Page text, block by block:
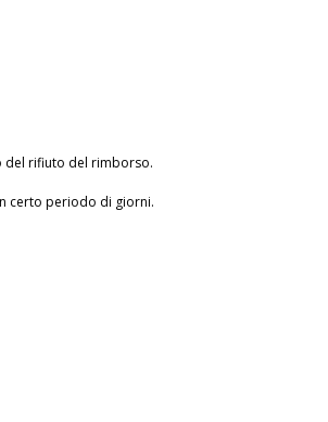
del rifiuto del rimborso.
certo periodo di giorni.